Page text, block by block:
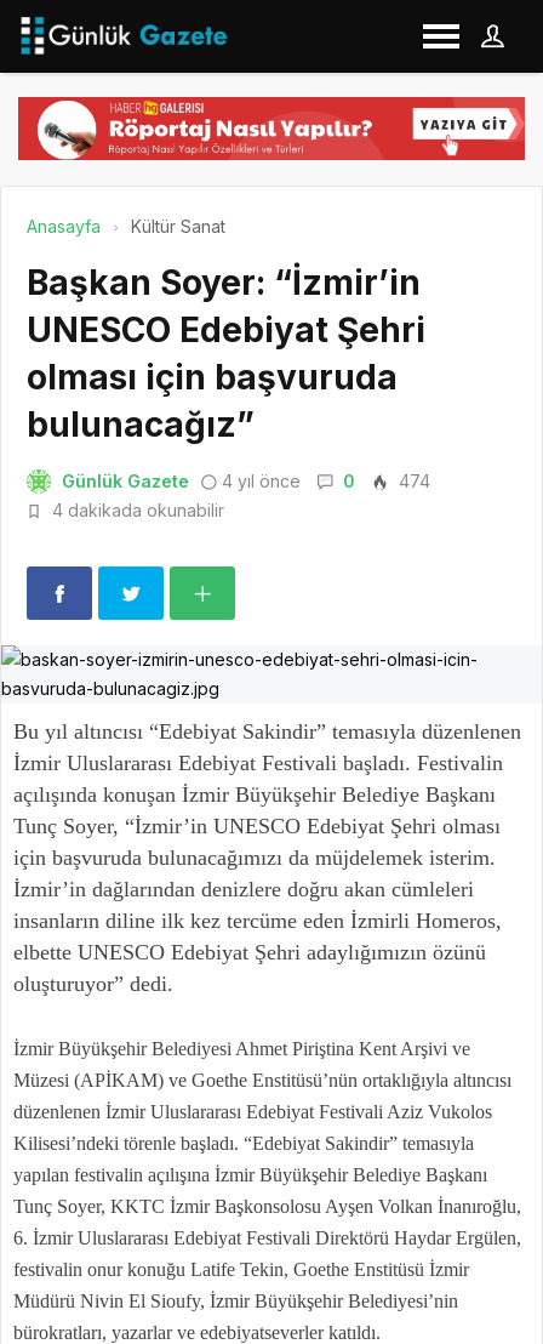
Anasayfa Kültür Sanat
Başkan Soyer: “İzmir’in
UNESCO Edebiyat Şehri
olması için başvuruda
bulunacağız”
Günlük Gazete 4 yıl önce 0
474
4 dakikada okunabilir
Bu yıl altıncısı “Edebiyat Sakindir” temasıyla düzenlenen
İzmir Uluslararası Edebiyat Festivali başladı. Festivalin
açılışında konuşan İzmir Büyükşehir Belediye Başkanı
Tunç Soyer, “İzmir’in UNESCO Edebiyat Şehri olması
için başvuruda bulunacağımızı da müjdelemek isterim.
İzmir’in dağlarından denizlere doğru akan cümleleri
insanların diline ilk kez tercüme eden İzmirli Homeros,
elbette UNESCO Edebiyat Şehri adaylığımızın özünü
oluşturuyor” dedi.
İzmir Büyükşehir Belediyesi Ahmet Piriştina Kent Arşivi ve
Müzesi (APİKAM) ve Goethe Enstitüsü’nün ortaklığıyla altıncısı
düzenlenen İzmir Uluslararası Edebiyat Festivali Aziz Vukolos
Kilisesi’ndeki törenle başladı. “Edebiyat Sakindir” temasıyla
yapılan festivalin açılışına İzmir Büyükşehir Belediye Başkanı
Tunç Soyer, KKTC İzmir Başkonsolosu Ayşen Volkan İnanıroğlu,
6. İzmir Uluslararası Edebiyat Festivali Direktörü Haydar Ergülen,
festivalin onur konuğu Latife Tekin, Goethe Enstitüsü İzmir
Müdürü Nivin El Sioufy, İzmir Büyükşehir Belediyesi’nin
bürokratları, yazarlar ve edebiyatseverler katıldı.